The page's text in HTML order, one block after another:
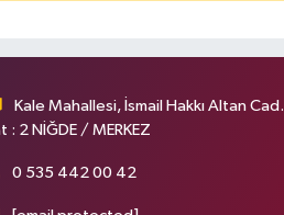
Kale Mahallesi, İsmail Hakkı Altan
: 2 NİĞDE / MERKEZ
0 535 442 00 42